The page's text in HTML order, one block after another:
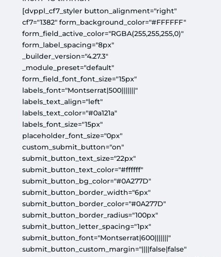
[dvppl_cf7_styler button_alignment="right"
cf7="1382" form_background_color="#FFFFFF"
form_field_active_color="RGBA(255,255,255,0)"
form_label_spacing="8px"
_builder_version="4.27.3"
_module_preset="default"
form_field_font_font_size="15px"
labels_font="Montserrat|500|||||||"
labels_text_align="left"
labels_text_color="#0a121a"
labels_font_size="15px"
placeholder_font_size="0px"
custom_submit_button="on"
submit_button_text_size="22px"
submit_button_text_color="#ffffff"
submit_button_bg_color="#0A277D"
submit_button_border_width="6px"
submit_button_border_color="#0A277D"
submit_button_border_radius="100px"
submit_button_letter_spacing="1px"
submit_button_font="Montserrat|600|||||||"
submit_button_custom_margin="||||false|false"